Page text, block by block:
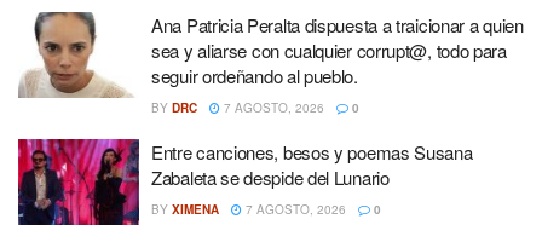
Ana Patricia Peralta dispuesta a traicionar a quien
sea y aliarse con cualquier corrupt@, todo para
seguir ordeñando al pueblo.
BY DRC 7 AGOSTO, 2026 0
Entre canciones, besos y poemas Susana
Zabaleta se despide del Lunario
BY XIMENA 7 AGOSTO, 2026 0